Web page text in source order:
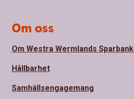
Om oss
Om Westra Wermlands Sparbank
Hållbarhet
Samhällsengagemang